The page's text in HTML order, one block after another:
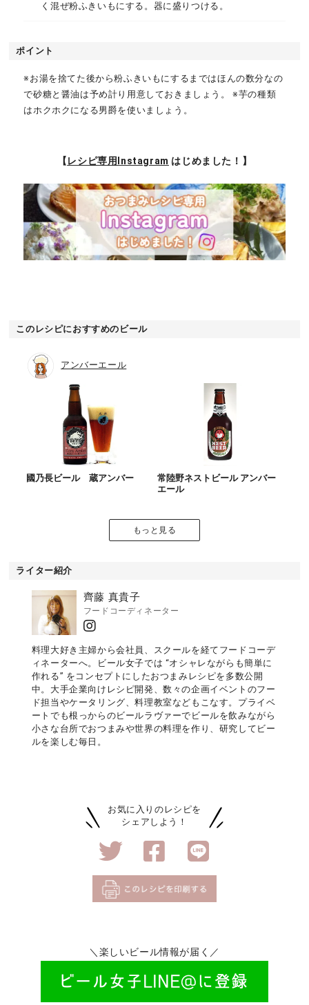
く混ぜ粉ふきいもにする。器に盛りつける。
ポイント
※お湯を捨てた後から粉ふきいもにするまではほんの数分なの
で砂糖と醤油は予め計り用意しておきましょう。 ※芋の種類
はホクホクになる男爵を使いましょう。
【レシピ専用Instagram はじめました！】
このレシピにおすすめのビール
アンバーエール
國乃長ビール 蔵アンバー
常陸野ネストビール アンバー
エール
もっと見る
ライター紹介
齊藤 真貴子
フードコーディネーター
料理大好き主婦から会社員、スクールを経てフードコーデ
ィネーターへ。ビール女子では “オシャレながらも簡単に
作れる” をコンセプトにしたおつまみレシピを多数公開
中。大手企業向けレシピ開発、数々の企画イベントのフー
ド担当やケータリング、料理教室などもこなす。プライベ
ートでも根っからのビールラヴァーでビールを飲みながら
小さな台所でおつまみや世界の料理を作り、研究してビー
ルを楽しむ毎日。
お気に入りのレシピを
シェアしよう！
＼楽しいビール情報が届く／